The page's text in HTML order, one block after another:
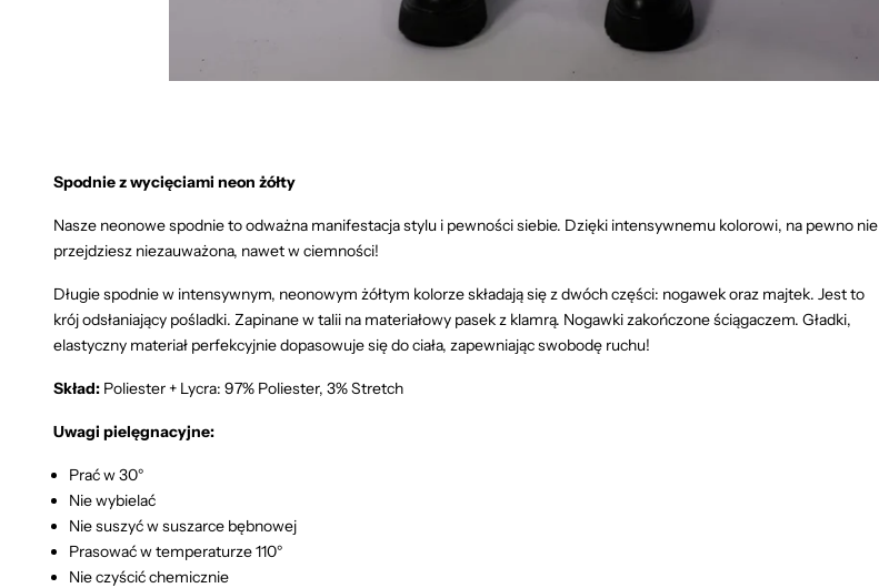
Spodnie z wycięciami neon żółty
Nasze neonowe spodnie to odważna manifestacja stylu i pewności siebie. Dzięki intensywnemu kolorowi, na pewno nie
przejdziesz niezauważona, nawet w ciemności!
Długie spodnie w intensywnym, neonowym żółtym kolorze składają się z dwóch części: nogawek oraz majtek. Jest to
krój odsłaniający pośladki. Zapinane w talii na materiałowy pasek z klamrą. Nogawki zakończone ściągaczem. Gładki,
elastyczny materiał perfekcyjnie dopasowuje się do ciała, zapewniając swobodę ruchu!
Skład: Poliester + Lycra: 97% Poliester, 3% Stretch
Uwagi pielęgnacyjne:
Prać w 30°
Nie wybielać
Nie suszyć w suszarce bębnowej
Prasować w temperaturze 110°
Nie czyścić chemicznie